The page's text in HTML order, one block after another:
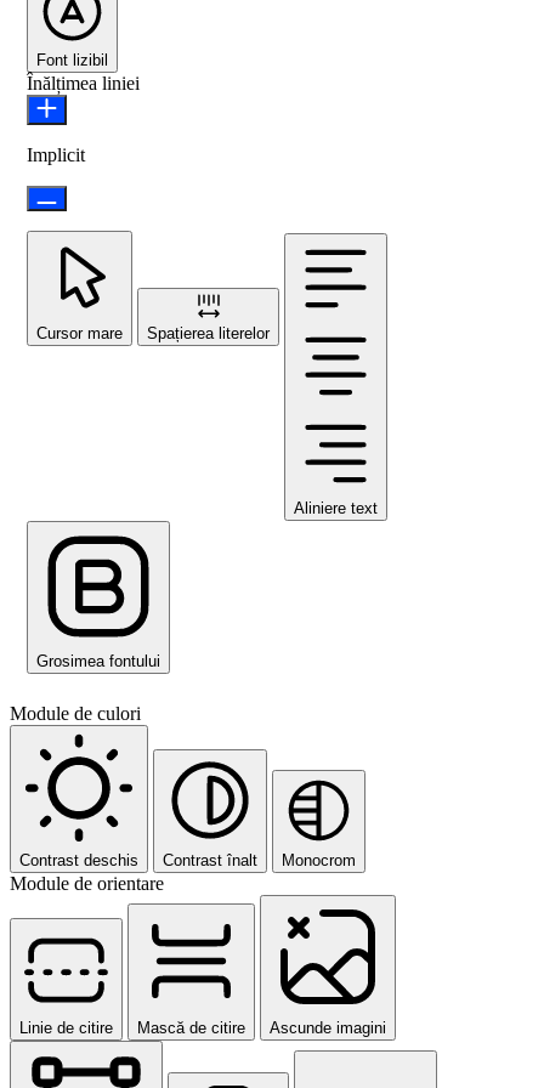
Font lizibil
Înălțimea liniei
Implicit
Cursor mare Spațierea literelor
Aliniere text
Grosimea fontului
Module de culori
Contrast deschis Contrast înalt Monocrom
Module de orientare
Linie de citire Mască de citire Ascunde imagini